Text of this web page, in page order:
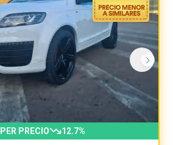
PRECIO 12.7%